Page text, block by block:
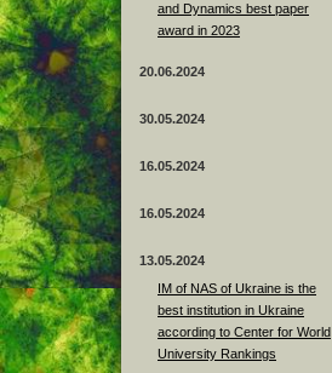
and Dynamics best paper
award in 2023
20.06.2024
30.05.2024
16.05.2024
16.05.2024
13.05.2024
ІМ of NAS of Ukraine is the
best institution in Ukraine
according to Center for World
University Rankings